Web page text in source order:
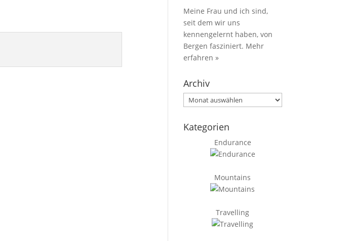
Meine Frau und ich sind,
seit dem wir uns
kennengelernt haben, von
Bergen fasziniert. Mehr
erfahren »
Archiv
Archiv
Kategorien
Endurance
Mountains
Travelling